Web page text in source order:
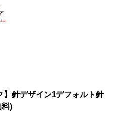
】針デザイン1デフォルト針
料)